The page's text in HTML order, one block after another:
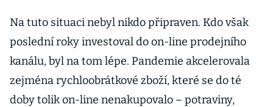
Na tuto situaci nebyl nikdo připraven. Kdo však
poslední roky investoval do on-line prodejního
kanálu, byl na tom lépe. Pandemie akcelerovala
zejména rychloobrátkové zboží, které se do té
doby tolik on-line nenakupovalo – potraviny,